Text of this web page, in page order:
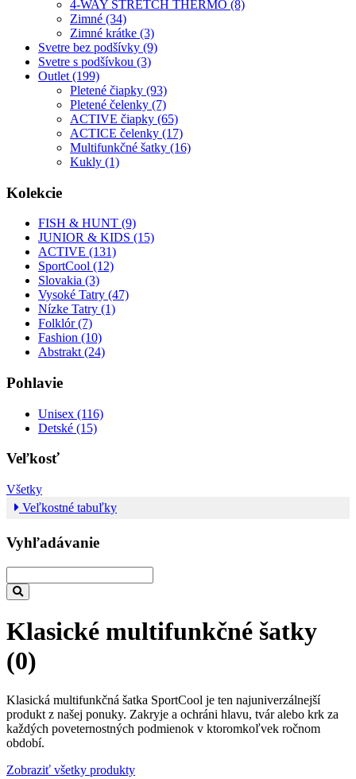
4-WAY STRETCH THERMO (8)
Zimné (34)
Zimné krátke (3)
Svetre bez podšívky (9)
Svetre s podšívkou (3)
Outlet (199)
Pletené čiapky (93)
Pletené čelenky (7)
ACTIVE čiapky (65)
ACTICE čelenky (17)
Multifunkčné šatky (16)
Kukly (1)
Kolekcie
FISH & HUNT (9)
JUNIOR & KIDS (15)
ACTIVE (131)
SportCool (12)
Slovakia (3)
Vysoké Tatry (47)
Nízke Tatry (1)
Folklór (7)
Fashion (10)
Abstrakt (24)
Pohlavie
Unisex (116)
Detské (15)
Veľkosť
Všetky
Veľkostné tabuľky
Vyhľadávanie
Klasické multifunkčné šatky
(0)
Klasická multifunkčná šatka SportCool je ten najuniverzálnejší
produkt z našej ponuky. Zakryje a ochráni hlavu, tvár alebo krk za
každých poveternostných podmienok v ktoromkoľvek ročnom
období.
Zobraziť všetky produkty